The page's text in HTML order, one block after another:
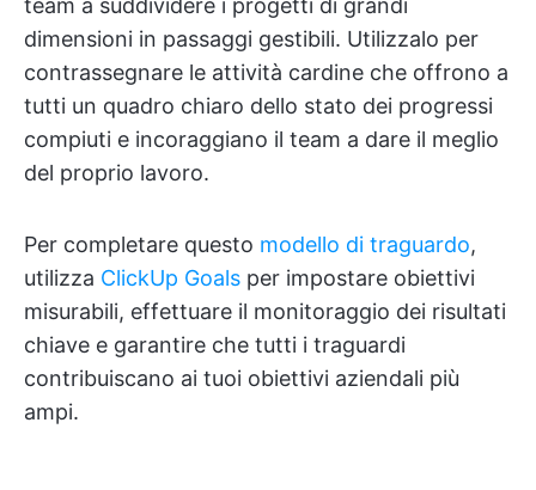
team a suddividere i progetti di grandi
dimensioni in passaggi gestibili. Utilizzalo per
contrassegnare le attività cardine che offrono a
tutti un quadro chiaro dello stato dei progressi
compiuti e incoraggiano il team a dare il meglio
del proprio lavoro.
Per completare questo modello di traguardo,
utilizza ClickUp Goals per impostare obiettivi
misurabili, effettuare il monitoraggio dei risultati
chiave e garantire che tutti i traguardi
contribuiscano ai tuoi obiettivi aziendali più
ampi.